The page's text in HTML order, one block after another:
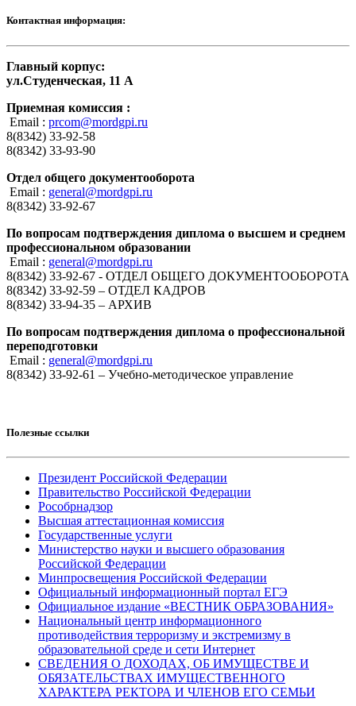
Контактная информация:
Главный корпус:
ул.Студенческая, 11 А
Приемная комиссия :
Email : prcom@mordgpi.ru
8(8342) 33-92-58
8(8342) 33-93-90
Отдел общего документооборота
Email : general@mordgpi.ru
8(8342) 33-92-67
По вопросам подтверждения диплома о высшем и среднем
профессиональном образовании
Email : general@mordgpi.ru
8(8342) 33-92-67 - ОТДЕЛ ОБЩЕГО ДОКУМЕНТООБОРОТА
8(8342) 33-92-59 – ОТДЕЛ КАДРОВ
8(8342) 33-94-35 – АРХИВ
По вопросам подтверждения диплома о профессиональной
переподготовки
Email : general@mordgpi.ru
8(8342) 33-92-61 – Учебно-методическое управление
Полезные ссылки
Президент Российской Федерации
Правительство Российской Федерации
Рособрнадзор
Высшая аттестационная комиссия
Государственные услуги
Министерство науки и высшего образования
Российской Федерации
Минпросвещения Российской Федерации
Официальный информационный портал ЕГЭ
Официальное издание «ВЕСТНИК ОБРАЗОВАНИЯ»
Национальный центр информационного
противодействия терроризму и экстремизму в
образовательной среде и сети Интернет
СВЕДЕНИЯ О ДОХОДАХ, ОБ ИМУЩЕСТВЕ И
ОБЯЗАТЕЛЬСТВАХ ИМУЩЕСТВЕННОГО
ХАРАКТЕРА РЕКТОРА И ЧЛЕНОВ ЕГО СЕМЬИ